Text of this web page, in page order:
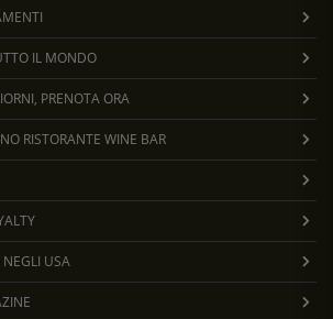
IL MONDO
PRENOTA ORA
RISTORANTE WINE BAR
USA